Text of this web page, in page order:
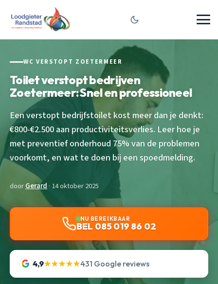
WC VERSTOPT ZOETERMEER
Toilet verstopt bedrijven
Zoetermeer: Snel en professioneel
Een verstopt bedrijfstoilet kost meer dan je denkt:
€800-€2.500 aan productiviteitsverlies. Leer hoe je
met preventief onderhoud 75% van de problemen
voorkomt, en wat te doen bij een spoedmelding.
doorGerard · 14 oktober 2025
NU BEREIKBAAR
BEL 085 019 86 02
4,9★★★★★431 Google reviews